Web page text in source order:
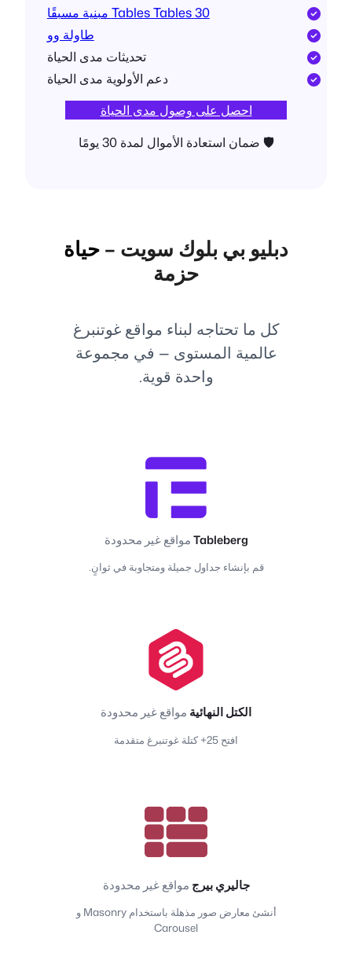
30 Tables Tables مبنية مسبقًا
طاولة وو
تحديثات مدى الحياة
دعم الأولوية مدى الحياة
احصل على وصول مدى الحياة
🛡 ضمان استعادة الأموال لمدة 30 يومًا
دبليو بي بلوك سويت –حياة
حزمة
كل ما تحتاجه لبناء مواقع غوتنبرغ
عالمية المستوى — في مجموعة
واحدة قوية.
Tablebergمواقع غير محدودة
قم بإنشاء جداول جميلة ومتجاوبة في ثوانٍ.
الكتل النهائية مواقع غير محدودة
افتح 25+ كتلة غوتنبرغ متقدمة
جاليري بيرج مواقع غير محدودة
أنشئ معارض صور مذهلة باستخدام Masonry و
Carousel